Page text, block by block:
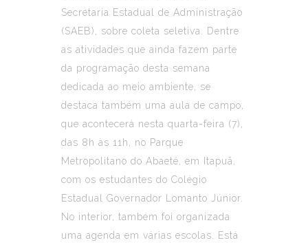
Secretaria Estadual de Administração
(SAEB), sobre coleta seletiva. Dentre
as atividades que ainda fazem parte
da programação desta semana
dedicada ao meio ambiente, se
destaca também uma aula de campo,
que acontecerá nesta quarta-feira (7),
das 8h às 11h, no Parque
Metropolitano do Abaeté, em Itapuã,
com os estudantes do Colégio
Estadual Governador Lomanto Júnior.
No interior, também foi organizada
uma agenda em várias escolas. Está